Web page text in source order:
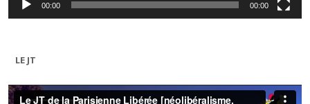
00:00 00:00
LE JT
Lecteur
vidéo